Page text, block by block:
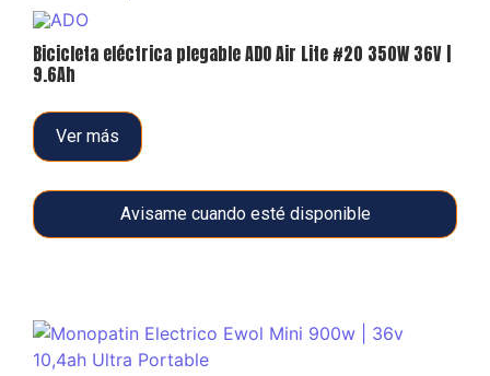
Bicicleta eléctrica plegable ADO Air Lite #20 350W 36V |
9.6Ah
Ver más
Avisame cuando esté disponible